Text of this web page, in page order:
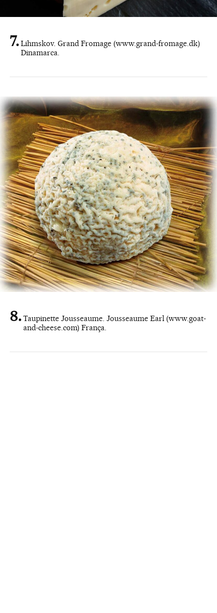
Lihmskov. Grand Fromage (www.grand-fromage.dk)
Dinamarca.
Taupinette Jousseaume. Jousseaume Earl (www.goat-
and-cheese.com) França.